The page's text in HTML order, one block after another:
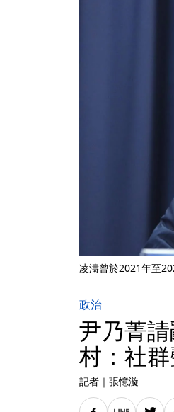
凌濤曾於2021年至
政治
尹乃菁
村：社
記者 ｜ 張憶漩